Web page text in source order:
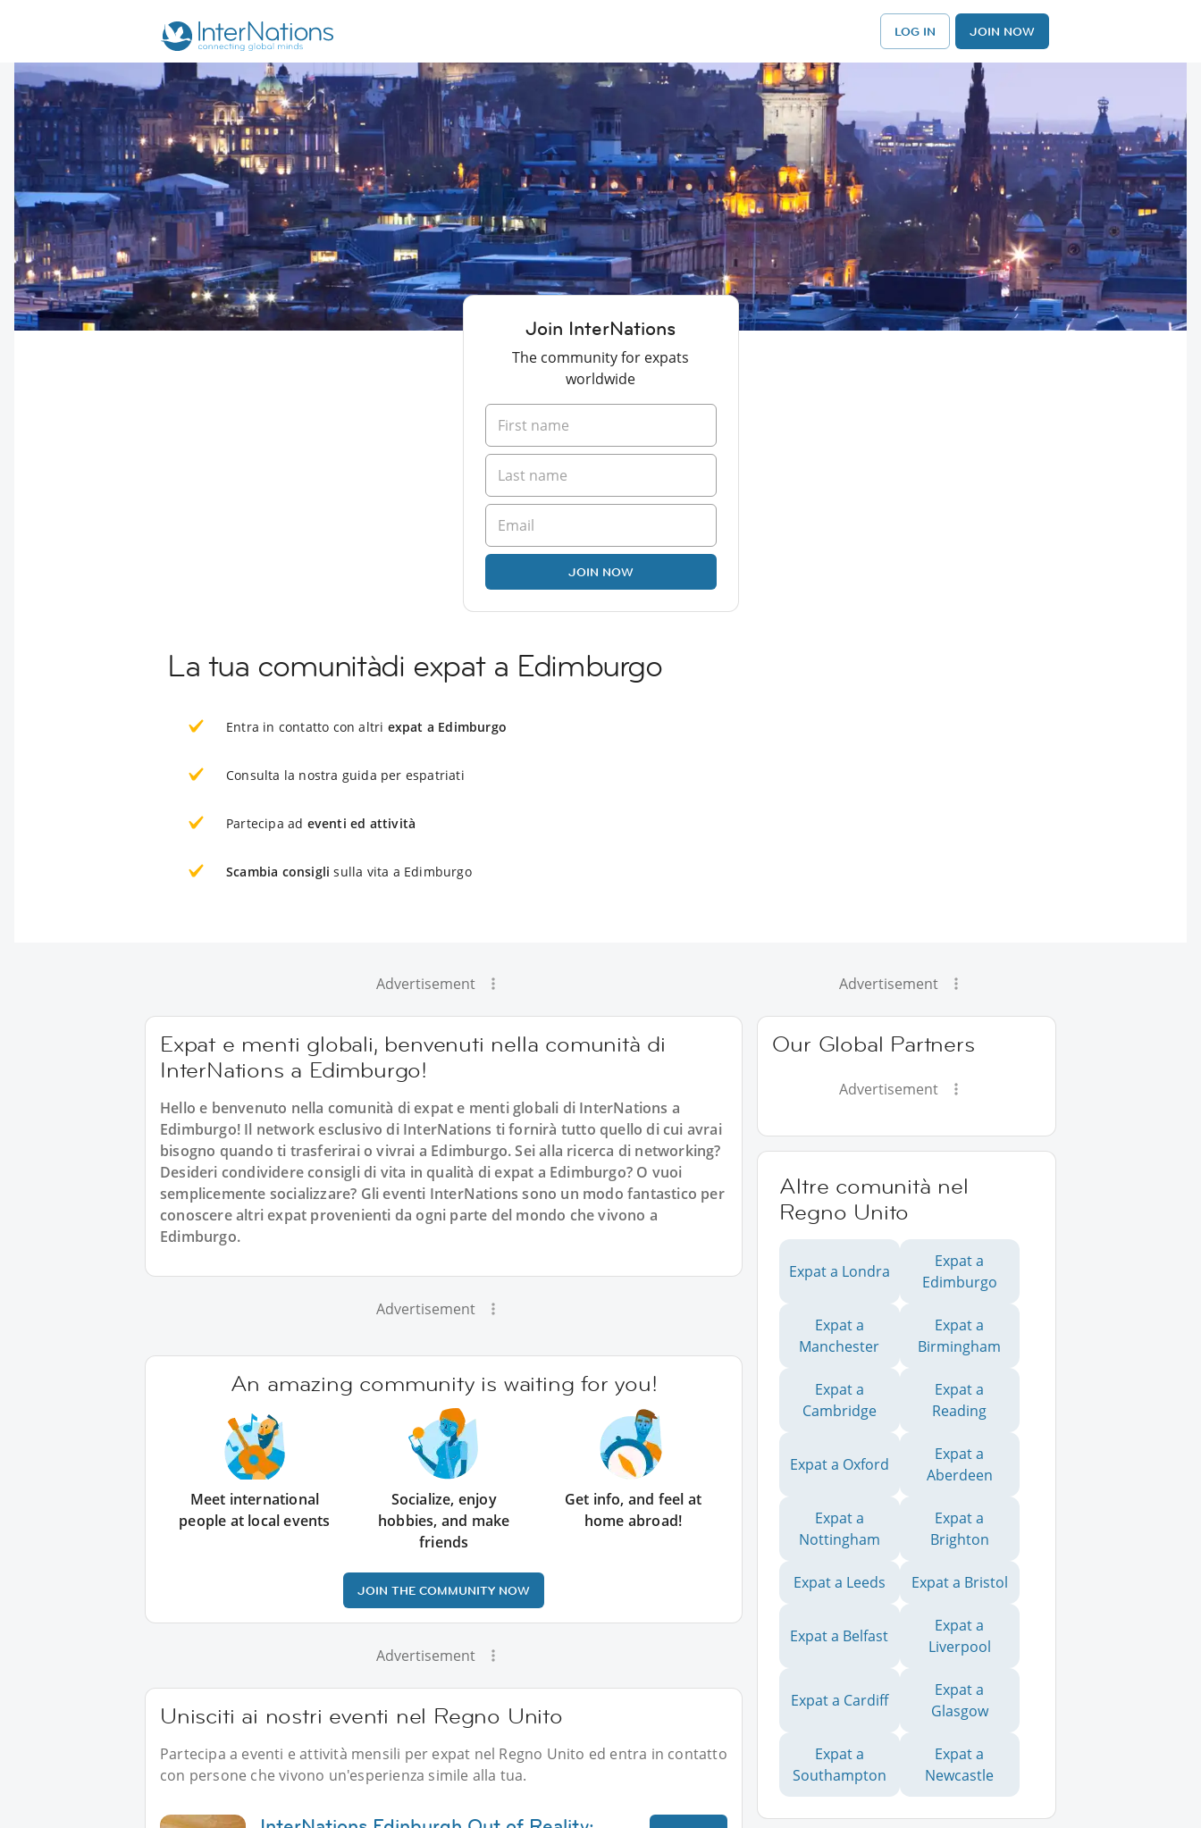
LOG IN JOIN NOW
Join InterNations
The community for expats
worldwide
JOIN NOW
La tua comunitàdi expat a Edimburgo
Entra in contatto con altri expat a Edimburgo
Consulta la nostra guida per espatriati
Partecipa ad eventi ed attività
Scambia consigli sulla vita a Edimburgo
Advertisement
Expat e menti globali, benvenuti nella comunità di
InterNations a Edimburgo!
Hello e benvenuto nella comunità di expat e menti globali di InterNations a
Edimburgo! Il network esclusivo di InterNations ti fornirà tutto quello di cui avrai
bisogno quando ti trasferirai o vivrai a Edimburgo. Sei alla ricerca di networking?
Desideri condividere consigli di vita in qualità di expat a Edimburgo? O vuoi
semplicemente socializzare? Gli eventi InterNations sono un modo fantastico per
conoscere altri expat provenienti da ogni parte del mondo che vivono a
Edimburgo.
Advertisement
An amazing community is waiting for you!
Meet international
people at local events
Socialize, enjoy
hobbies, and make
friends
Get info, and feel at
home abroad!
JOIN THE COMMUNITY NOW
Advertisement
Unisciti ai nostri eventi nel Regno Unito
Partecipa a eventi e attività mensili per expat nel Regno Unito ed entra in contatto
con persone che vivono un'esperienza simile alla tua.
Advertisement
Our Global Partners
Advertisement
Altre comunità nel
Regno Unito
Expat a Londra
Expat a
Edimburgo
Expat a
Manchester
Expat a
Birmingham
Expat a
Cambridge
Expat a
Reading
Expat a Oxford
Expat a
Aberdeen
Expat a
Nottingham
Expat a
Brighton
Expat a Leeds Expat a Bristol
Expat a Belfast
Expat a
Liverpool
Expat a Cardiff
Expat a
Glasgow
Expat a
Southampton
Expat a
Newcastle